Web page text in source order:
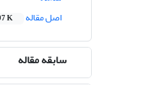
اصل مقاله
K
سابقه مقاله